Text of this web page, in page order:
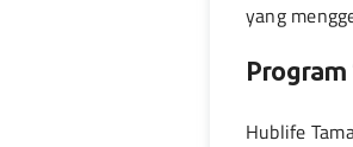
yang
Hublife